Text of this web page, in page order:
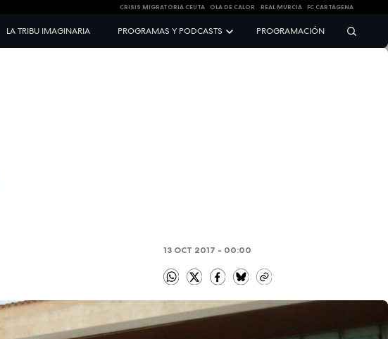
CRISIS MIGRATORIA CEUTA OLA DE CALOR REAL MURCIA FC CARTAGENA
LA TRIBU IMAGINARIA PROGRAMAS Y PODCASTS PROGRAMACIÓN
13 OCT 2017 - 00:00